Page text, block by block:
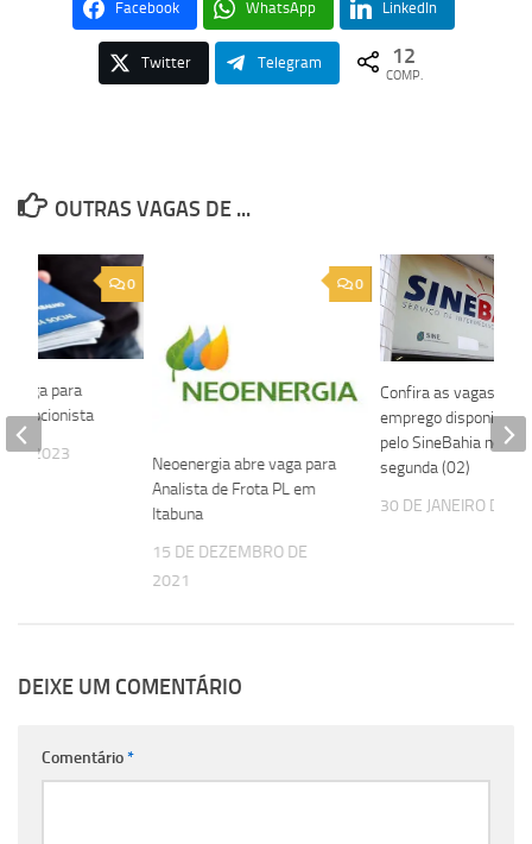
Facebook WhatsApp LinkedIn
Twitter Telegram 12
COMP.
OUTRAS VAGAS DE ...
0
Neoenergia abre vaga para
Analista de Frota PL em
Itabuna
15 DE DEZEMBRO DE
2021
Confira as vagas de
emprego
pelo SineBahia nesta
segunda (02)
30 DE JANEIRO DE
0
vaga para
DE 2023
DEIXE UM COMENTÁRIO
Comentário*